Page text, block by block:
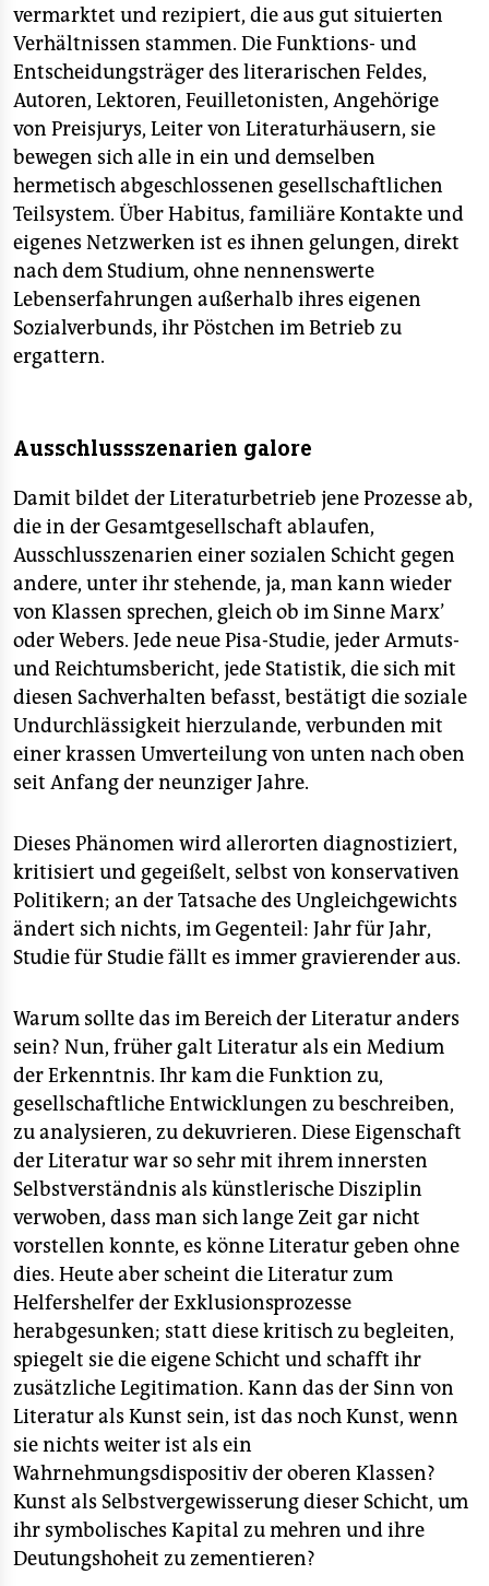
vermarktet und rezipiert, die aus gut situierten
Verhältnissen stammen. Die Funktions- und
Entscheidungsträger des literarischen Feldes,
Autoren, Lektoren, Feuilletonisten, Angehörige
von Preisjurys, Leiter von Literaturhäusern, sie
bewegen sich alle in ein und demselben
hermetisch abgeschlossenen gesellschaftlichen
Teilsystem. Über Habitus, familiäre Kontakte und
eigenes Netzwerken ist es ihnen gelungen, direkt
nach dem Studium, ohne nennenswerte
Lebenserfahrungen außerhalb ihres eigenen
Sozialverbunds, ihr Pöstchen im Betrieb zu
ergattern.
Ausschlussszenarien galore
Damit bildet der Literaturbetrieb jene Prozesse ab,
die in der Gesamtgesellschaft ablaufen,
Ausschlusszenarien einer sozialen Schicht gegen
andere, unter ihr stehende, ja, man kann wieder
von Klassen sprechen, gleich ob im Sinne Marx’
oder Webers. Jede neue Pisa-Studie, jeder Armuts-
und Reichtumsbericht, jede Statistik, die sich mit
diesen Sachverhalten befasst, bestätigt die soziale
Undurchlässigkeit hierzulande, verbunden mit
einer krassen Umverteilung von unten nach oben
seit Anfang der neunziger Jahre.
Dieses Phänomen wird allerorten diagnostiziert,
kritisiert und gegeißelt, selbst von konservativen
Politikern; an der Tatsache des Ungleichgewichts
ändert sich nichts, im Gegenteil: Jahr für Jahr,
Studie für Studie fällt es immer gravierender aus.
Warum sollte das im Bereich der Literatur anders
sein? Nun, früher galt Literatur als ein Medium
der Erkenntnis. Ihr kam die Funktion zu,
gesellschaftliche Entwicklungen zu beschreiben,
zu analysieren, zu dekuvrieren. Diese Eigenschaft
der Literatur war so sehr mit ihrem innersten
Selbstverständnis als künstlerische Disziplin
verwoben, dass man sich lange Zeit gar nicht
vorstellen konnte, es könne Literatur geben ohne
dies. Heute aber scheint die Literatur zum
Helfershelfer der Exklusionsprozesse
herabgesunken; statt diese kritisch zu begleiten,
spiegelt sie die eigene Schicht und schafft ihr
zusätzliche Legitimation. Kann das der Sinn von
Literatur als Kunst sein, ist das noch Kunst, wenn
sie nichts weiter ist als ein
Wahrnehmungsdispositiv der oberen Klassen?
Kunst als Selbstvergewisserung dieser Schicht, um
ihr symbolisches Kapital zu mehren und ihre
Deutungshoheit zu zementieren?